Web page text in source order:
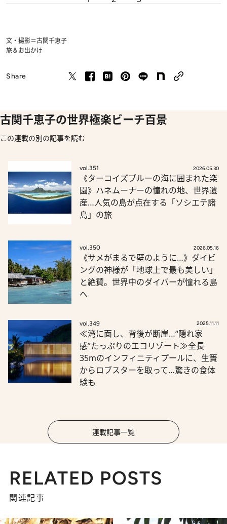
文・撮影＝古関千恵子
旅＆お出かけ
Share
古関千恵子の世界極楽ビーチ百景
この連載の別の記事を読む
vol.351 2026.05.30
《ターコイズブルーの海に囲まれた楽
園》ハネムーナーの憧れの地、世界遺
産…人気の島が点在する「ソシエテ諸
島」の旅
vol.350 2026.05.16
《サメがまるで壁のように…》ダイビ
ングの神様が「地球上で最も美しい」
と絶賛。世界中のダイバーが憧れる島
へ
vol.349 2025.11.11
≪湾に面し、背後が断崖…“隠れ家
感”たっぷりのエコリゾート≫全長
35mのインフィニティプールに、生簀
からロブスターを取って…驚きの食体
験も
連載記事一覧
RELATED POSTS
関連記事